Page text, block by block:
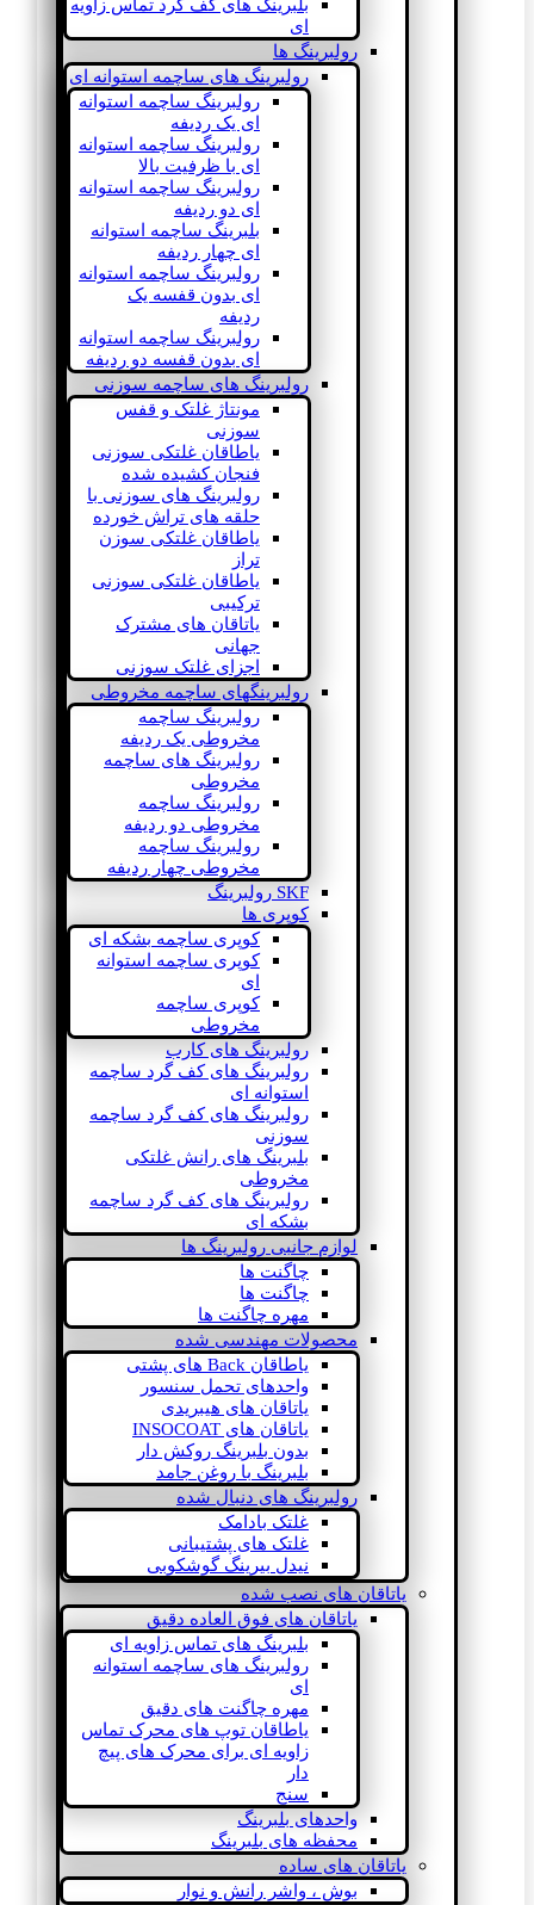
بلبرینگ های کف گرد تماس زاویه
ای
رولبرینگ ها
رولبرینگ های ساچمه استوانه ای
رولبرینگ ساچمه استوانه
ای یک ردیفه
رولبرینگ ساچمه استوانه
ای با ظرفیت بالا
رولبرینگ ساچمه استوانه
ای دو ردیفه
بلبرینگ ساچمه استوانه
ای چهار ردیفه
رولبرینگ ساچمه استوانه
ای بدون قفسه یک
ردیفه
رولبرینگ ساچمه استوانه
ای بدون قفسه دو ردیفه
رولبرینگ های ساچمه سوزنی
مونتاژ غلتک و قفس
سوزنی
یاطاقان غلتکی سوزنی
فنجان کشیده شده
رولبرینگ های سوزنی با
حلقه های تراش خورده
یاطاقان غلتکی سوزن
تراز
یاطاقان غلتکی سوزنی
ترکیبی
یاتاقان های مشترک
جهانی
اجزای غلتک سوزنی
رولبرینگهای ساچمه مخروطی
رولبرینگ ساچمه
مخروطی یک ردیفه
رولبرینگ های ساچمه
مخروطی
رولبرینگ ساچمه
مخروطی دو ردیفه
رولبرینگ ساچمه
مخروطی چهار ردیفه
SKF رولبرینگ
کوپری ها
کوپری ساچمه بشکه ای
کوپری ساچمه استوانه
ای
کوپری ساچمه
مخروطی
رولبرینگ های کارب
رولبرینگ های کف گرد ساچمه
استوانه ای
رولبرینگ های کف گرد ساچمه
سوزنی
بلبرینگ های رانش غلتکی
مخروطی
رولبرینگ های کف گرد ساچمه
بشکه ای
لوازم جانبی رولبرینگ ها
چاگنت ها
چاگنت ها
مهره چاگنت ها
محصولات مهندسی شده
یاطاقان Back های پشتی
واحدهای تحمل سنسور
یاتاقان های هیبریدی
یاتاقان های INSOCOAT
بدون بلبرینگ روکش دار
بلبرینگ با روغن جامد
رولبرینگ های دنبال شده
غلتک بادامک
غلتک های پشتیبانی
نیدل بیرینگ گوشکوبی
یاتاقان های نصب شده
یاتاقان های فوق العاده دقیق
بلبرینگ های تماس زاویه ای
رولبرینگ های ساچمه استوانه
ای
مهره چاگنت های دقیق
یاطاقان توپ های محرک تماس
زاویه ای برای محرک های پیچ
دار
سنج
واحدهای بلبرینگ
محفظه های بلبرینگ
یاتاقان های ساده
بوش ، واشر رانش و نوار